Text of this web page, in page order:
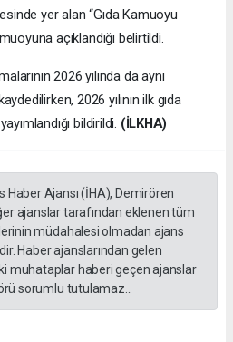
yer alan “Gıda Kamuoyu
açıklandığı belirtildi.
2026 yılında da aynı
2026 yılının ilk gıda
bildirildi. (İLKHA)
Haber Ajansı (İHA), Demirören
ajanslar tarafından eklenen tüm
müdahalesi olmadan ajans
Haber ajanslarından gelen
muhataplar haberi geçen ajanslar
sorumlu tutulamaz...